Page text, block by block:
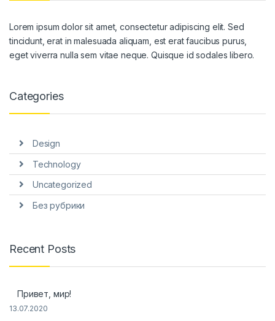
Lorem ipsum dolor sit amet, consectetur adipiscing elit. Sed
tincidunt, erat in malesuada aliquam, est erat faucibus purus,
eget viverra nulla sem vitae neque. Quisque id sodales libero.
Categories
Design
Technology
Uncategorized
Без рубрики
Recent Posts
Привет, мир!
13.07.2020